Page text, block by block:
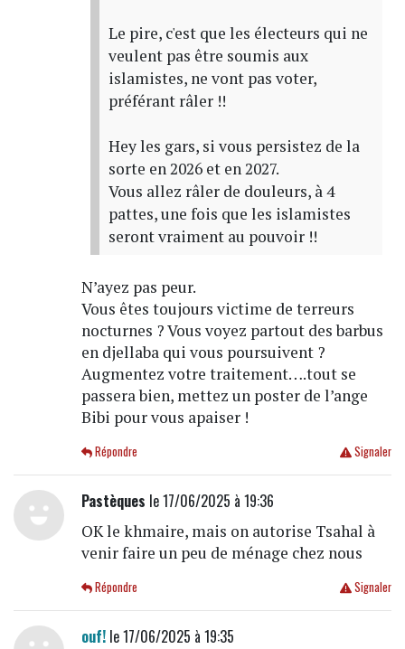
Le pire, c'est que les électeurs qui ne
veulent pas être soumis aux
islamistes, ne vont pas voter,
préférant râler !!
Hey les gars, si vous persistez de la
sorte en 2026 et en 2027.
Vous allez râler de douleurs, à 4
pattes, une fois que les islamistes
seront vraiment au pouvoir !!
N’ayez pas peur.
Vous êtes toujours victime de terreurs
nocturnes ? Vous voyez partout des barbus
en djellaba qui vous poursuivent ?
Augmentez votre traitement….tout se
passera bien, mettez un poster de l’ange
Bibi pour vous apaiser !
Signaler
Répondre
Pastèques le 17/06/2025 à 19:36
OK le khmaire, mais on autorise Tsahal à
venir faire un peu de ménage chez nous
Signaler
Répondre
ouf!le 17/06/2025 à 19:35